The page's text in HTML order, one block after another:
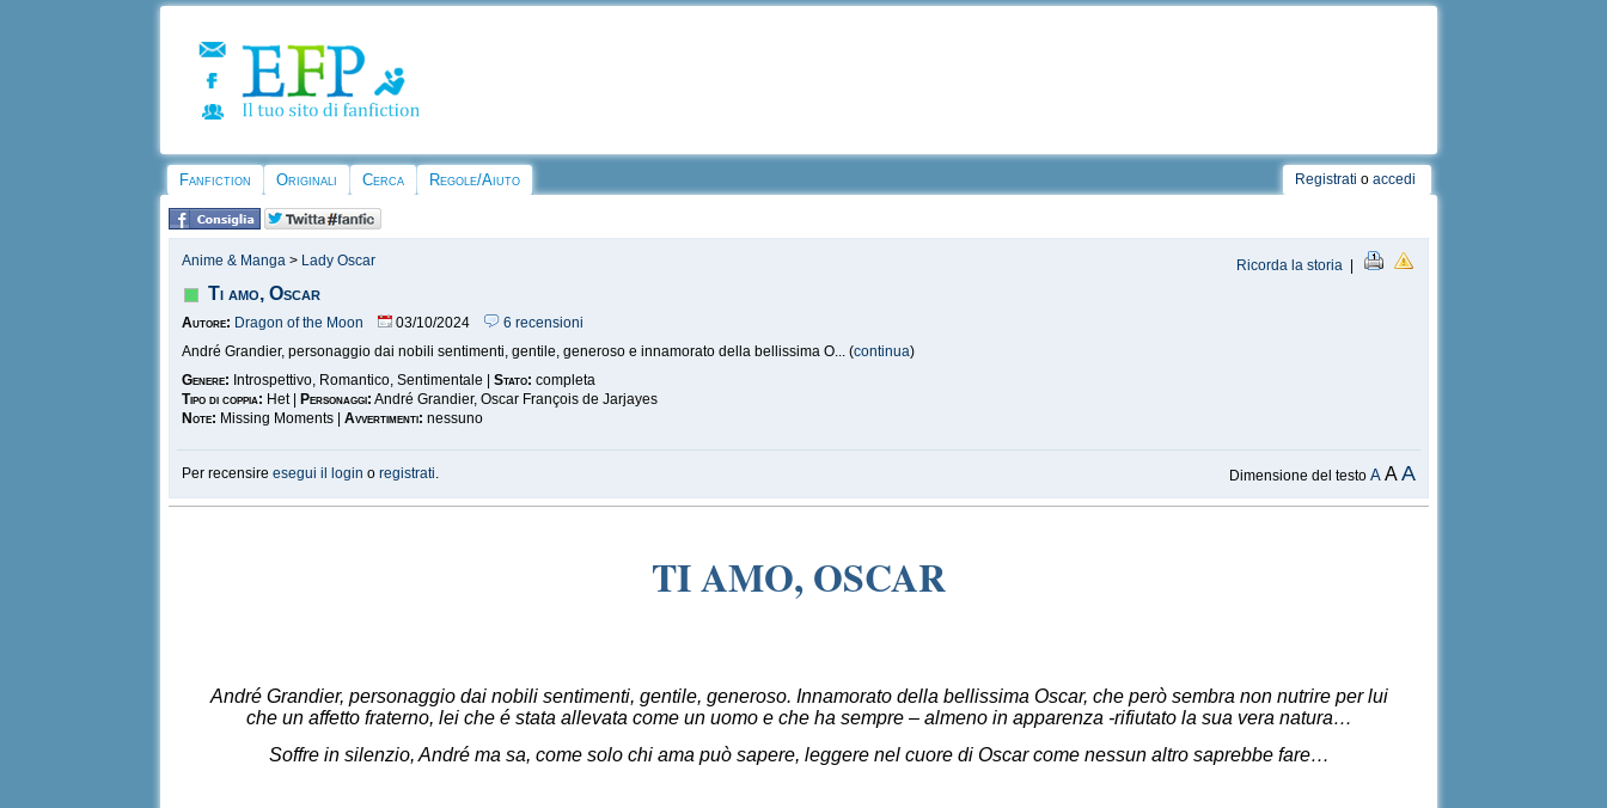
Fanfiction Originali Cerca Regole/Aiuto Registrati o accedi
Anime & Manga > Lady Oscar Ricorda la storia |
Ti amo, Oscar
Autore: Dragon of the Moon 03/10/2024
6 recensioni
André Grandier, personaggio dai nobili sentimenti, gentile, generoso e innamorato della bellissima O... (continua)
Genere: Introspettivo, Romantico, Sentimentale |Stato: completa
Tipo di coppia: Het | Personaggi: André Grandier, Oscar François de Jarjayes
Note: Missing Moments |Avvertimenti: nessuno
Per recensireesegui il login oregistrati. Dimensione del testoA AA
TI AMO, OSCAR
André Grandier, personaggio dai nobili sentimenti, gentile, generoso. Innamorato della bellissima Oscar, che però sembra non nutrire per lui
che un affetto fraterno, lei che é stata allevata come un uomo e che ha sempre – almeno in apparenza -rifiutato la sua vera natura…
Soffre in silenzio, André ma sa, come solo chi ama può sapere, leggere nel cuore di Oscar come nessun altro saprebbe fare…